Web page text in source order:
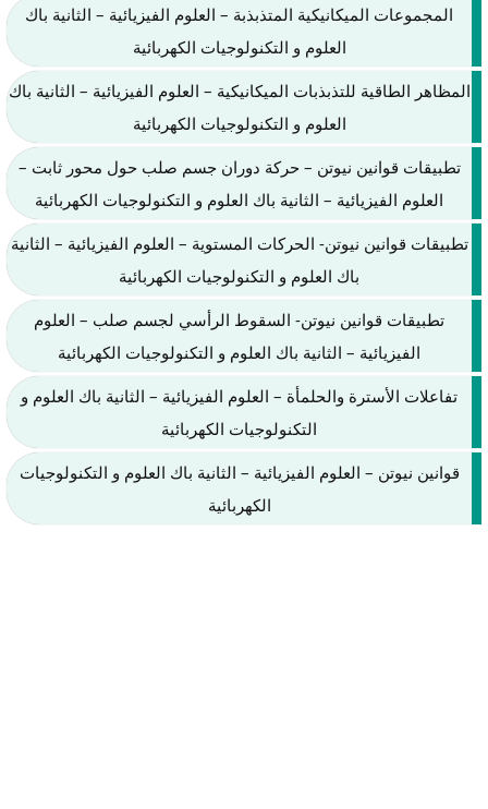
المجموعات الميكانيكية المتذبذبة – العلوم الفيزيائية – الثانية باك
العلوم و التكنولوجيات الكهربائية
المظاهر الطاقية للتذبذبات الميكانيكية – العلوم الفيزيائية – الثانية باك
العلوم و التكنولوجيات الكهربائية
تطبيقات قوانين نيوتن – حركة دوران جسم صلب حول محور ثابت –
العلوم الفيزيائية – الثانية باك العلوم و التكنولوجيات الكهربائية
تطبيقات قوانين نيوتن- الحركات المستوية – العلوم الفيزيائية – الثانية
باك العلوم و التكنولوجيات الكهربائية
تطبيقات قوانين نيوتن- السقوط الرأسي لجسم صلب – العلوم
الفيزيائية – الثانية باك العلوم و التكنولوجيات الكهربائية
تفاعلات الأسترة والحلمأة – العلوم الفيزيائية – الثانية باك العلوم و
التكنولوجيات الكهربائية
قوانين نيوتن – العلوم الفيزيائية – الثانية باك العلوم و التكنولوجيات
الكهربائية